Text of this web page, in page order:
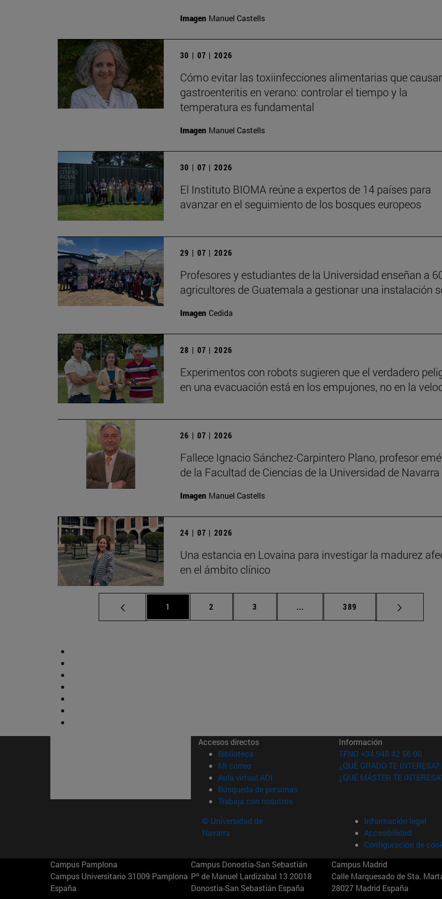
Imagen Manuel Castells
30 | 07 | 2026
Cómo evitar las toxiinfecciones alimentarias que
gastroenteritis en verano: controlar el tiempo y la
temperatura es fundamental
Imagen Manuel Castells
30 | 07 | 2026
El Instituto BIOMA reúne a expertos de 14 países para
avanzar en el seguimiento de los bosques europeos
29 | 07 | 2026
Profesores y estudiantes de la Universidad enseñan a
agricultores de Guatemala a gestionar una instalación
Imagen Cedida
28 | 07 | 2026
Experimentos con robots sugieren que el verdadero
en una evacuación está en los empujones, no en la
26 | 07 | 2026
Fallece Ignacio Sánchez-Carpintero Plano, profesor
de la Facultad de Ciencias de la Universidad de Navarra
Imagen Manuel Castells
24 | 07 | 2026
Una estancia en Lovaina para investigar la madurez
en el ámbito clínico
Página
1 Página
2 Página
3 ... Páginas intermedias Use TAB para
Página
389
Accesos directos
Biblioteca (abre en nueva ventana)
Mi correo(abre en nueva ventana)
Aula virtual ADI (abre en nueva ventana)
Búsqueda de personas(abre en nueva ventana)
Trabaja con nosotros(abre en nueva ventana)
Información
TFNO +34 948 42 56 00
¿QUÉ GRADO TE INTERESA?
¿QUÉ MÁSTER TE
© Universidad de
Navarra
Información legal
Accesibilidad
Configuración de
Campus Pamplona
Campus Universitario 31009 Pamplona
España
Campus Donostia-San Sebastián
Pº de Manuel Lardizabal 13 20018
Donostia-San Sebastián España
Campus Madrid
Calle Marquesado de Sta.
28027 Madrid España